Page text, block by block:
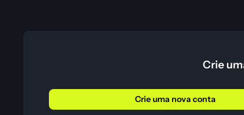
Crie
Crie uma nova conta